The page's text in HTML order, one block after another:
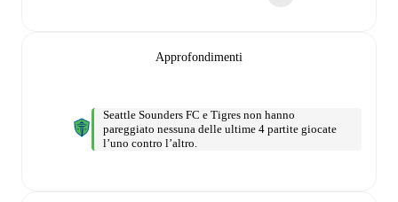
Approfondimenti
Seattle Sounders FC e Tigres non hanno
pareggiato nessuna delle ultime 4 partite giocate
l’uno contro l’altro.